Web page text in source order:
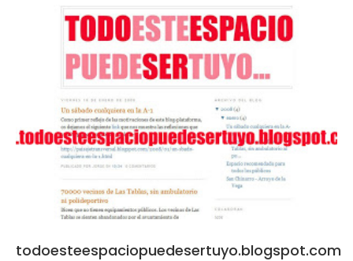
todoesteespaciopuedesertuyo.blogspot.com